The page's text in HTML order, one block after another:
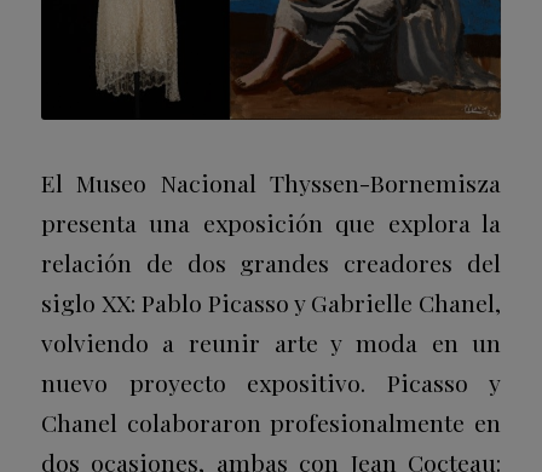
El Museo Nacional Thyssen-Bornemisza
presenta una exposición que explora la
relación de dos grandes creadores del
siglo XX: Pablo Picasso y Gabrielle Chanel,
volviendo a reunir arte y moda en un
nuevo proyecto expositivo. Picasso y
Chanel colaboraron profesionalmente en
dos ocasiones, ambas con Jean Cocteau: